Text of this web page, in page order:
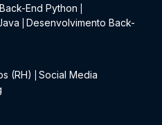
End Python
Desenvolvimento Back-
(RH)
Social Media